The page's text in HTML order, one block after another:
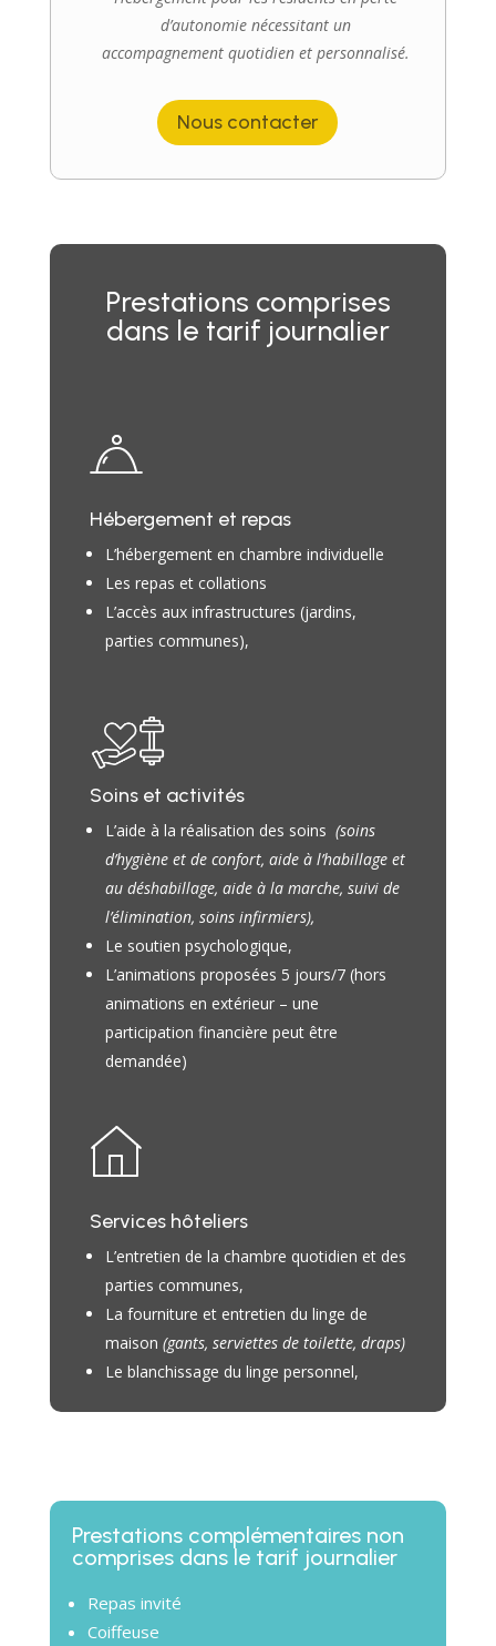
d’autonomie nécessitant un
accompagnement quotidien et personnalisé.
Nous contacter
Prestations comprises
dans le tarif journalier
Hébergement et repas
L’hébergement en chambre individuelle
Les repas et collations
L’accès aux infrastructures (jardins,
parties communes),
Soins et activités
L’aide à la réalisation des soins (soins
d’hygiène et de confort, aide à l’habillage et
au déshabillage, aide à la marche, suivi de
l’élimination, soins infirmiers),
Le soutien psychologique,
L’animations proposées 5 jours/7 (hors
animations en extérieur – une
participation financière peut être
demandée)
Services hôteliers
L’entretien de la chambre quotidien et des
parties communes,
La fourniture et entretien du linge de
maison (gants, serviettes de toilette, draps)
Le blanchissage du linge personnel,
Prestations complémentaires non
comprises dans le tarif journalier
Repas invité
Coiffeuse